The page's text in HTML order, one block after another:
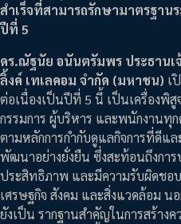
สำเร็จที่สามารถรักษามาตรฐาน
ปีที่ 5
ดร.ณัฐนัย อนันตรัมพร ประธาน
ลิ้งค์ เทเลคอม จำกัด (มหาชน) เ
ต่อเนื่องเป็นปีที่ 5 นี้ เป็นเครื่องพิ
กรรมการ ผู้บริหาร และพนักงานทุ
ตามหลักการกำกับดูแลกิจการที่ดีแล
พัฒนาอย่างยั่งยืน ซึ่งสะท้อนถึงการ
ประสิทธิภาพ และมีความรับผิดชอ
เศรษฐกิจ สังคม และสิ่งแวดล้อม น
ยังเป็น รากฐานสำคัญในการสร้า